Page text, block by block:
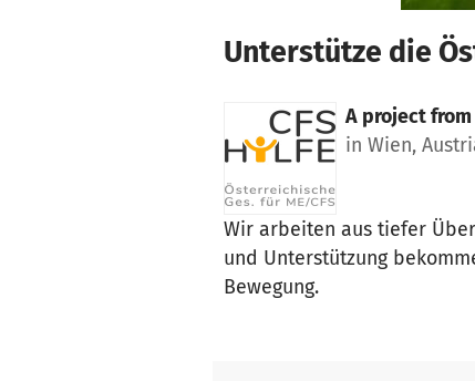
Unterstütze die
A project from
in Wien,
Wir arbeiten aus tiefer
und Unterstützung
Bewegung.